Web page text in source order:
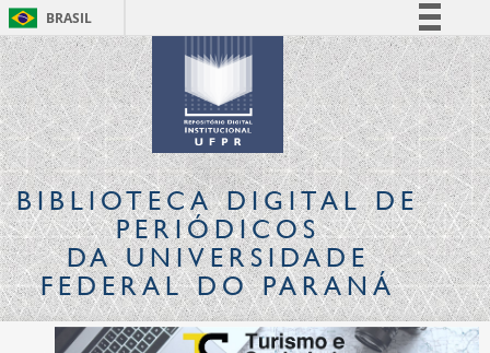
BRASIL
Simplifique!
Comunica BR
Participe
Acesso à informação
Legislação
Canais
BIBLIOTECA DIGITALDE
PERIÓDICOS
DA UNIVERSIDADE
FEDERAL DO PARANÁ